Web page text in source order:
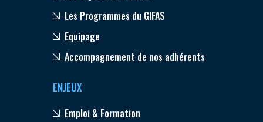
Les Programmes du GIFAS
Equipage
Accompagnement de nos adhérents
ENJEUX
Emploi & Formation